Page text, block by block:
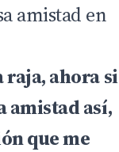
amistad en
raja, ahora si
amistad así,
que me